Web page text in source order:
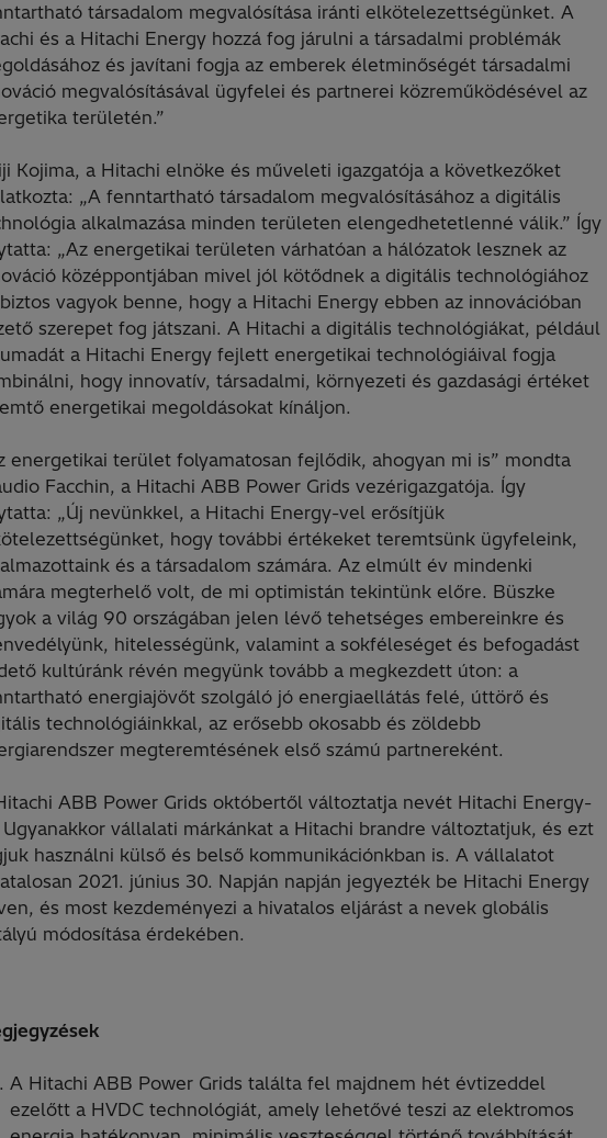
társadalom megvalósítása iránti elkötelezettségünket. A
és a Hitachi Energy hozzá fog járulni a társadalmi problémák
és javítani fogja az emberek életminőségét társadalmi
megvalósításával ügyfelei és partnerei közreműködésével az
területén.”
Kojima, a Hitachi elnöke és műveleti igazgatója a következőket
„A fenntartható társadalom megvalósításához a digitális
alkalmazása minden területen elengedhetetlenné válik.” Így
„Az energetikai területen várhatóan a hálózatok lesznek az
középpontjában mivel jól kötődnek a digitális technológiához
vagyok benne, hogy a Hitachi Energy ebben az innovációban
szerepet fog játszani. A Hitachi a digitális technológiákat, például
a Hitachi Energy fejlett energetikai technológiáival fogja
hogy innovatív, társadalmi, környezeti és gazdasági értéket
energetikai megoldásokat kínáljon.
energetikai terület folyamatosan fejlődik, ahogyan mi is” mondta
Facchin, a Hitachi ABB Power Grids vezérigazgatója. Így
„Új nevünkkel, a Hitachi Energy-vel erősítjük
hogy további értékeket teremtsünk ügyfeleink,
és a társadalom számára. Az elmúlt év mindenki
megterhelő volt, de mi optimistán tekintünk előre. Büszke
a világ 90 országában jelen lévő tehetséges embereinkre és
hitelességünk, valamint a sokféleséget és befogadást
kultúránk révén megyünk tovább a megkezdett úton: a
energiajövőt szolgáló jó energiaellátás felé, úttörő és
technológiáinkkal, az erősebb okosabb és zöldebb
megteremtésének első számú partnereként.
ABB Power Grids októbertől változtatja nevét Hitachi Energy-
vállalati márkánkat a Hitachi brandre változtatjuk, és ezt
használni külső és belső kommunikációnkban is. A vállalatot
2021. június 30. Napján napján jegyezték be Hitachi Energy
és most kezdeményezi a hivatalos eljárást a nevek globális
módosítása érdekében.
A Hitachi ABB Power Grids találta fel majdnem hét évtizeddel
ezelőtt a HVDC technológiát, amely lehetővé teszi az elektromos